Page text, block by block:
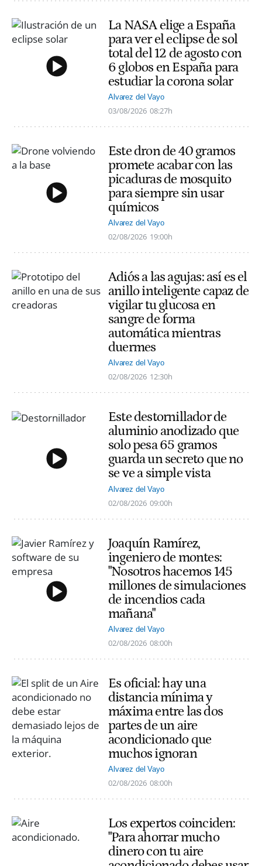
La NASA elige a España
para ver el eclipse de sol
total del 12 de agosto con
6 globos en España para
estudiar la corona solar
Alvarez del Vayo
03/08/2026 08:27h
Este dron de 40 gramos
promete acabar con las
picaduras de mosquito
para siempre sin usar
químicos
Alvarez del Vayo
02/08/2026 19:00h
Adiós a las agujas: así es el
anillo inteligente capaz de
vigilar tu glucosa en
sangre de forma
automática mientras
duermes
Alvarez del Vayo
02/08/2026 12:30h
Este destornillador de
aluminio anodizado que
solo pesa 65 gramos
guarda un secreto que no
se ve a simple vista
Alvarez del Vayo
02/08/2026 09:00h
Joaquín Ramírez,
ingeniero de montes:
"Nosotros hacemos 145
millones de simulaciones
de incendios cada
mañana"
Alvarez del Vayo
02/08/2026 08:00h
Es oficial: hay una
distancia mínima y
máxima entre las dos
partes de un aire
acondicionado que
muchos ignoran
Alvarez del Vayo
02/08/2026 08:00h
Los expertos coinciden:
"Para ahorrar mucho
dinero con tu aire